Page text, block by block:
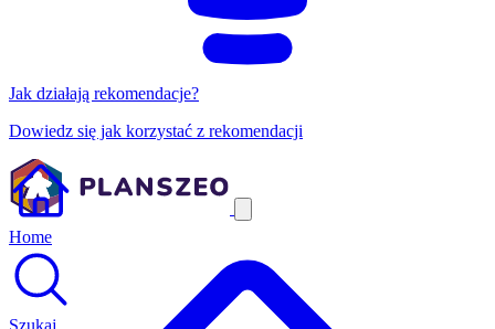
Jak działają rekomendacje?
Dowiedz się jak korzystać z rekomendacji
Home
Szukaj